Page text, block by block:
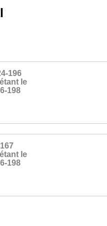
196
le
198
le
198